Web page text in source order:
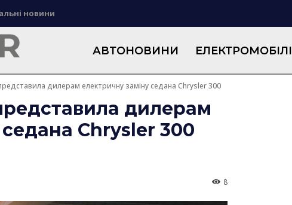
новини
АВТОНОВИНИ ЕЛЕКТРОМОБІЛІ
дилерам електричну заміну седана Chrysler 300
дилерам
Chrysler 300
8